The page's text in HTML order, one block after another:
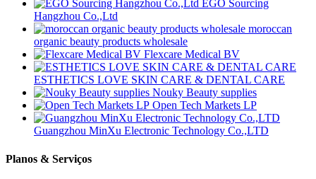
EGO Sourcing
Hangzhou Co.,Ltd
moroccan
organic beauty products wholesale
Flexcare Medical BV
ESTHETICS LOVE SKIN CARE & DENTAL CARE
Nouky Beauty supplies
Open Tech Markets LP
Guangzhou MinXu Electronic Technology Co.,LTD
Planos & Serviços